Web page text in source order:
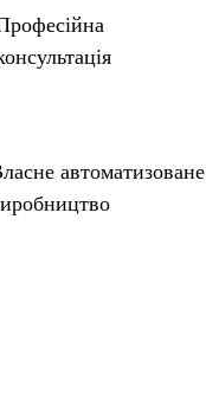
автоматизоване